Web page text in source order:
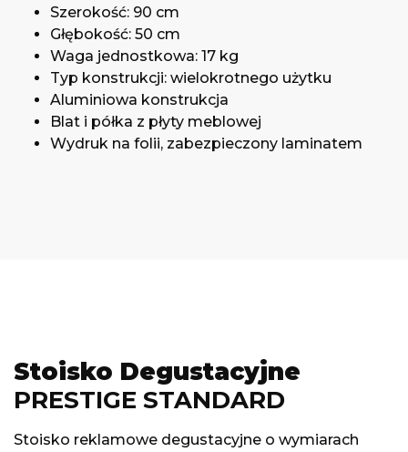
Szerokość: 90 cm
Głębokość: 50 cm
Waga jednostkowa: 17 kg
Typ konstrukcji: wielokrotnego użytku
Aluminiowa konstrukcja
Blat i półka z płyty meblowej
Wydruk na folii, zabezpieczony laminatem
Stoisko Degustacyjne
PRESTIGE STANDARD
Stoisko reklamowe degustacyjne o wymiarach